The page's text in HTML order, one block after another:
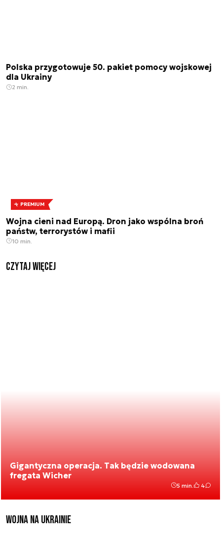
Polska przygotowuje 50. pakiet pomocy wojskowej
dla Ukrainy
2 min.
PREMIUM
Wojna cieni nad Europą. Dron jako wspólna broń
państw, terrorystów i mafii
10 min.
czytaj więcej
Gigantyczna operacja. Tak będzie wodowana
fregata Wicher
5 min. 4
Wojna na Ukrainie